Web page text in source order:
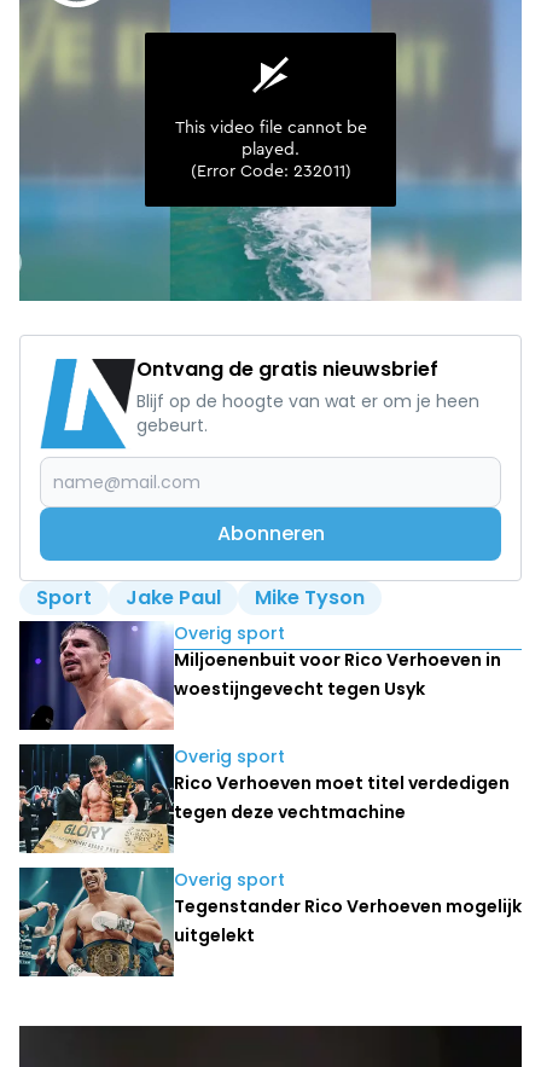
Ontvang de gratis nieuwsbrief
Blijf op de hoogte van wat er om je heen
gebeurt.
Abonneren
Sport Jake Paul Mike Tyson
Lees ook
Overig sport
Miljoenenbuit voor Rico Verhoeven in
woestijngevecht tegen Usyk
Overig sport
Rico Verhoeven moet titel verdedigen
tegen deze vechtmachine
Overig sport
Tegenstander Rico Verhoeven mogelijk
uitgelekt
Laatste nieuws